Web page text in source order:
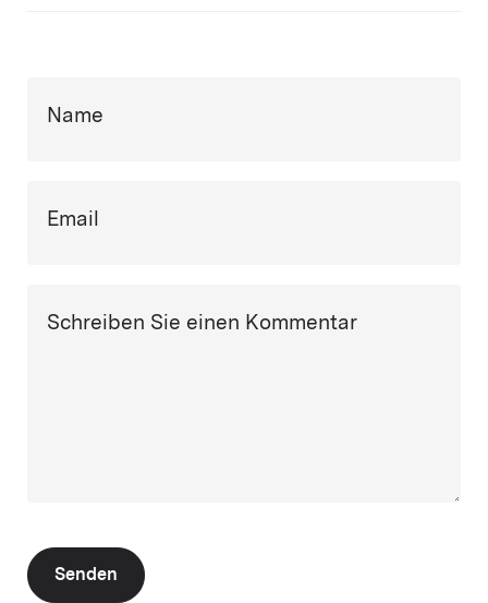
Name
Email
Schreiben Sie einen Kommentar
Senden